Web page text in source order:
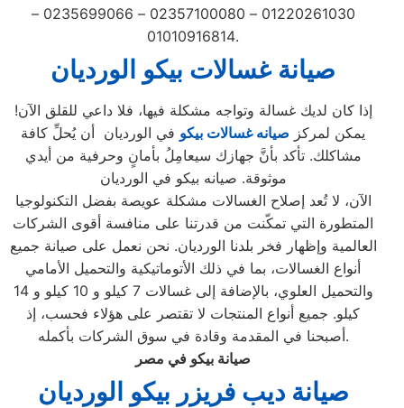
01220261030 – 02357100080 – 0235699066 –
01010916814.
صيانة غسالات بيكو الورديان
إذا كان لديك غسالة وتواجه مشكلة فيها، فلا داعي للقلق الآن!
يمكن لمركز صيانه غسالات بيكو في الورديان أن يُحلِّ كافة
مشاكلك. تأكد بأنَّ جهازك سيعامِلُ بأمانٍ وحرفية من أيدي
موثوقة. صيانه بيكو في الورديان
الآن، لا تُعد إصلاح الغسالات مشكلة عويصة بفضل التكنولوجيا
المتطورة التي تمكّنت من قدرتنا على منافسة أقوى الشركات
العالمية وإظهار فخر بلدنا الورديان. نحن نعمل على صيانة جميع
أنواع الغسالات، بما في ذلك الأتوماتيكية والتحميل الأمامي
والتحميل العلوي، بالإضافة إلى غسالات 7 كيلو و 10 كيلو و 14
كيلو. جميع أنواع المنتجات لا تقتصر على هؤلاء فحسب، إذ
أصبحنا في المقدمة وقادة في سوق الشركات بأكمله.
صيانة بيكو في مصر
صيانة ديب فريزر بيكو الورديان